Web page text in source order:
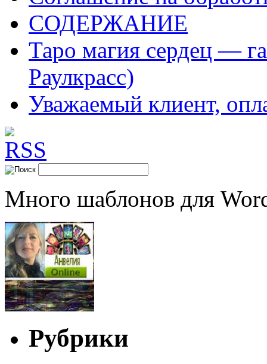
СОДЕРЖАНИЕ
Таро магия сердец —
Раулкрасс)
Уважаемый клиент,
Много шаблонов для
Рубрики